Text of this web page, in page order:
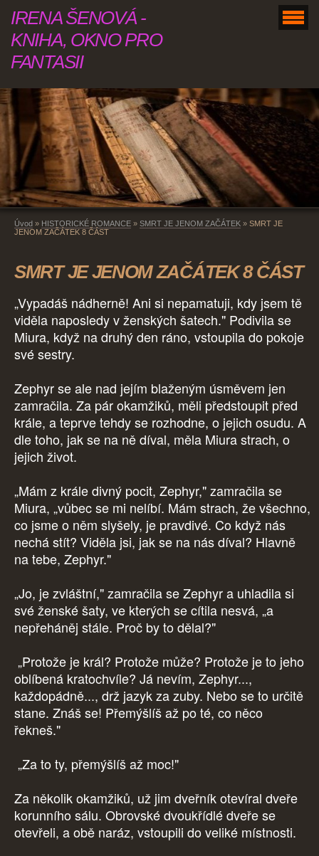
IRENA ŠENOVÁ -
KNIHA, OKNO PRO
FANTASII
Úvod » HISTORICKÉ ROMANCE » SMRT JE JENOM ZAČÁTEK » SMRT JE
JENOM ZAČÁTEK 8 ČÁST
SMRT JE JENOM ZAČÁTEK 8 ČÁST
„Vypadáš nádherně! Ani si nepamatuji, kdy jsem tě
viděla naposledy v ženských šatech." Podivila se
Miura, když na druhý den ráno, vstoupila do pokoje
své sestry.
Zephyr se ale nad jejím blaženým úsměvem jen
zamračila. Za pár okamžiků, měli předstoupit před
krále, a teprve tehdy se rozhodne, o jejich osudu. A
dle toho, jak se na ně díval, měla Miura strach, o
jejich život.
„Mám z krále divný pocit, Zephyr," zamračila se
Miura, „vůbec se mi nelíbí. Mám strach, že všechno,
co jsme o něm slyšely, je pravdivé. Co když nás
nechá stít? Viděla jsi, jak se na nás díval? Hlavně
na tebe, Zephyr."
„Jo, je zvláštní," zamračila se Zephyr a uhladila si
své ženské šaty, ve kterých se cítila nesvá, „a
nepřeháněj stále. Proč by to dělal?"
„Protože je král? Protože může? Protože je to jeho
oblíbená kratochvíle? Já nevím, Zephyr...,
každopádně..., drž jazyk za zuby. Nebo se to určitě
stane. Znáš se! Přemýšlíš až po té, co něco
řekneš."
„Za to ty, přemýšlíš až moc!"
Za několik okamžiků, už jim dveřník otevíral dveře
korunního sálu. Obrovské dvoukřídlé dveře se
otevřeli, a obě naráz, vstoupili do veliké místnosti.